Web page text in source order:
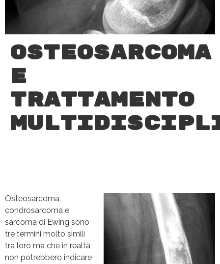
Osteosarcoma
e
trattamento
Osteosarcoma,
condrosarcoma e
sarcoma di Ewing sono
tre termini molto simili
tra loro ma che in realtà
non potrebbero indicare